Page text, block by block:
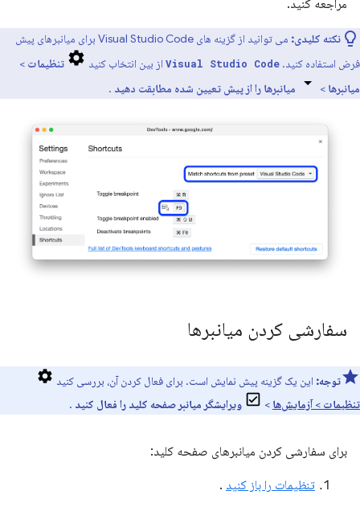
مراجعه کنید.
نکته کلیدی:
می توانید از گزینه های Visual Studio Code برای میانبرهای پیش
فرض استفاده کنید. Visual Studio Code از بین انتخاب کنید تنظیمات >
میانبرها > میانبرها را از پیش تعیین شده مطابقت دهید .
سفارشی کردن میانبرها
توجه: این یک گزینه پیش نمایش است. برای فعال کردن آن، بررسی کنید
تنظیمات >آزمایش‌ها > ویرایشگر میانبر صفحه کلید را فعال کنید .
برای سفارشی کردن میانبرهای صفحه کلید:
تنظیمات را باز کنید .